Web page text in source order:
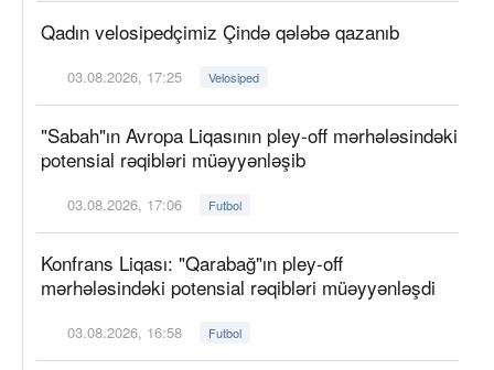
Qadın velosipedçimiz Çində qələbə qazanıb
03.08.2026, 17:25 Velosiped
"Sabah"ın Avropa Liqasının pley-off mərhələsindəki
potensial rəqibləri müəyyənləşib
03.08.2026, 17:06 Futbol
Konfrans Liqası: "Qarabağ"ın pley-off
mərhələsindəki potensial rəqibləri müəyyənləşdi
03.08.2026, 16:58 Futbol